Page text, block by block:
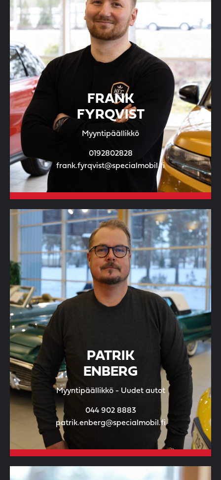
FRANK
FYRQVIST
Myyntipäällikkö
0192802828
frank.fyrqvist@specialmobil.fi
PATRIK
ENBERG
Myyntipäällikkö - Uudet autot
044 902 8883
patrik.enberg@specialmobil.fi